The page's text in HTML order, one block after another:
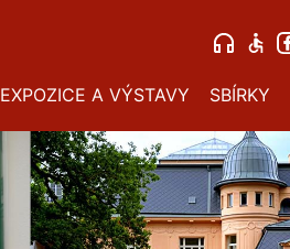
EXPOZICE A VÝSTAVY SBÍRKY